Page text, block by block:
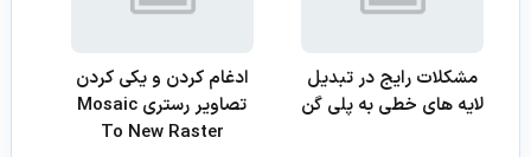
مشکلات رایج در تبدیل
لایه های خطی به پلی گن
ادغام کردن و یکی کردن
تصاویر رستری Mosaic
To New Raster